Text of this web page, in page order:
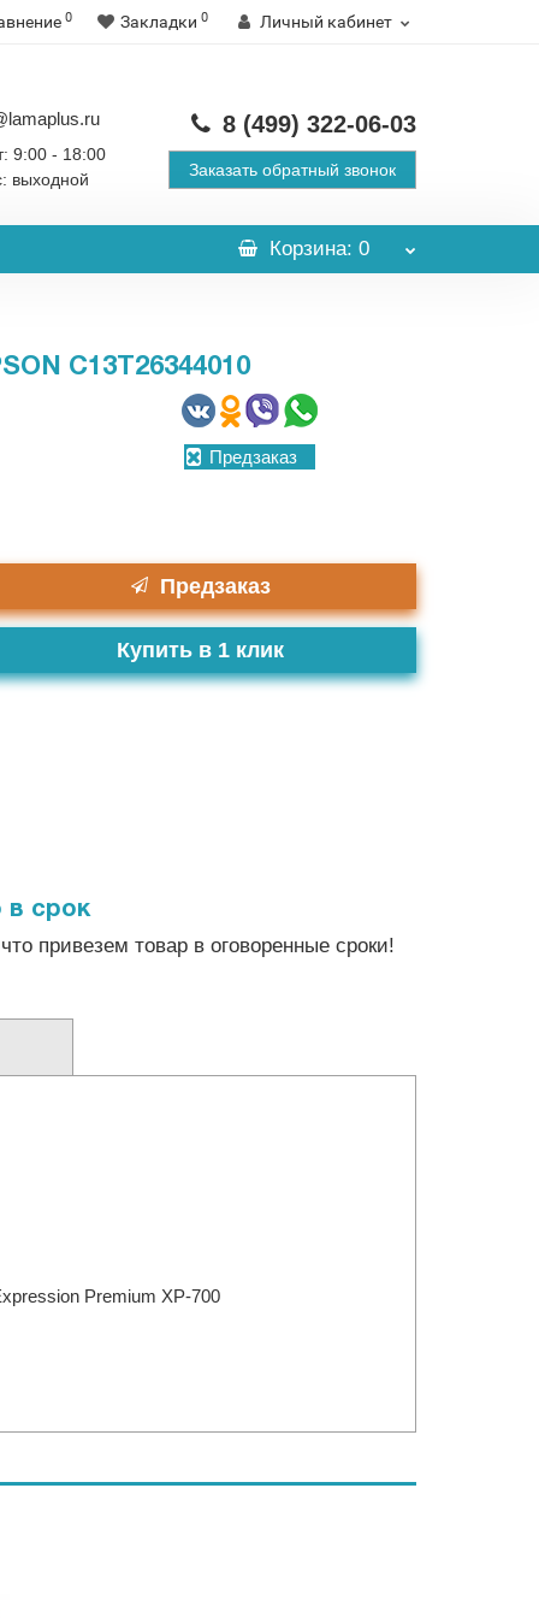
0 Закладки 0 Личный кабинет
9:00 - 18:00
выходной
8 (499) 322-06-03
Заказать обратный звонок
Корзина: 0
C13T26344010
Предзаказ
Предзаказ
Купить в 1 клик
в срок
привезем товар в оговоренные сроки!
Premium XP-700